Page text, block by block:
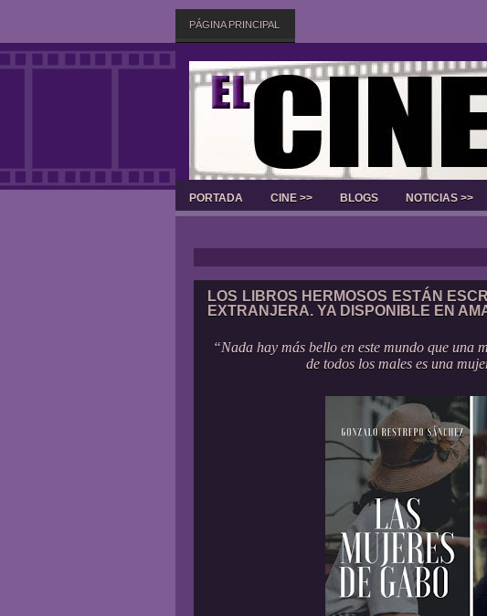
PÁGINA PRINCIPAL
PORTADA CINE >> BLOGS NOTICIAS >>
LOS LIBROS HERMOSOS ESTÁN
EXTRANJERA. YA DISPONIBLE EN
“Nada hay más bello en este mundo que una
de todos los males es una